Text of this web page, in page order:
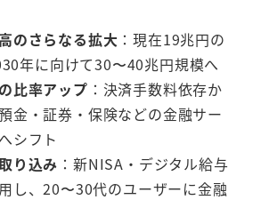
のさらなる拡大 ：現在19兆円の
年に向けて30〜40兆円規模へ
比率アップ ：決済手数料依存か
金・証券・保険などの金融サー
シフト
り込み ：新NISA・デジタル給与
し、20〜30代のユーザーに金融